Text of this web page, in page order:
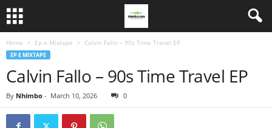
Home Ep e Mixtape Calvin Fallo – 90s Time Travel EP
EP E MIXTAPE
Calvin Fallo – 90s Time Travel EP
By Nhimbo - March 10, 2026 0